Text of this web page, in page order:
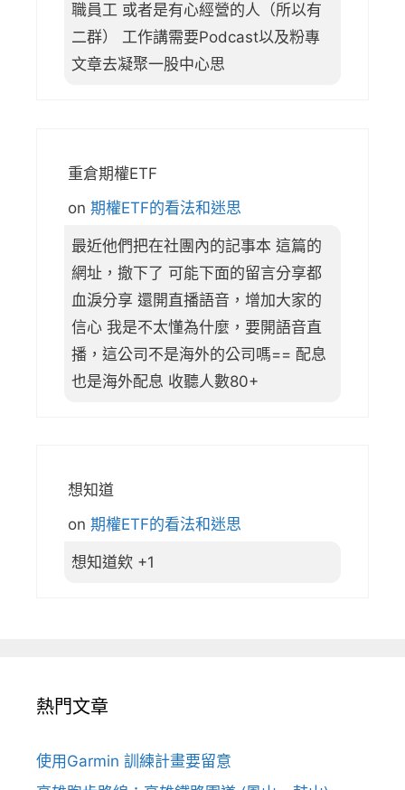
職員工 或者是有心經營的人（所以有
二群） 工作講需要Podcast以及粉專
文章去凝聚一股中心思
重倉期權ETF
on 期權ETF的看法和迷思
最近他們把在社團內的記事本 這篇的
網址，撤下了 可能下面的留言分享都
血淚分享 還開直播語音，增加大家的
信心 我是不太懂為什麼，要開語音直
播，這公司不是海外的公司嗎== 配息
也是海外配息 收聽人數80+
想知道
on 期權ETF的看法和迷思
想知道欸 +1
熱門文章
使用Garmin 訓練計畫要留意